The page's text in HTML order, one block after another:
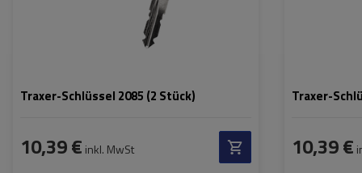
Traxer-Schlüssel 2085 (2 Stück)
10,39 € inkl. MwSt
Traxer-
10,39 €